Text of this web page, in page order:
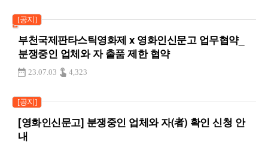
[공지]
부천국제판타스틱영화제 x 영화인신문고 업무협약_
분쟁중인 업체와 자 출품 제한 협약
23.07.03 4,323
[공지]
[영화인신문고] 분쟁중인 업체와 자(者) 확인 신청 안
내